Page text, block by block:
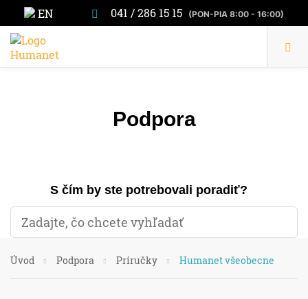
EN 041 / 286 15 15 (PON-PIA 8:00 - 16:00)
Podpora
S čím by ste potrebovali poradiť?
Úvod Podpora Príručky Humanet všeobecne